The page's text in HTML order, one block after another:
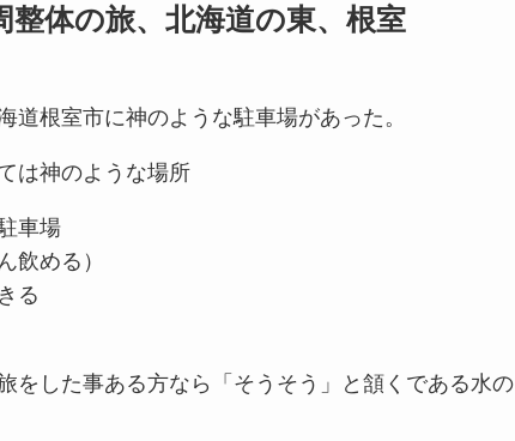
整体の旅、北海道の東、根室
道根室市に神のような駐車場があった。
は神のような場所
車場
飲める）
る
をした事ある方なら「そうそう」と頷くである水の